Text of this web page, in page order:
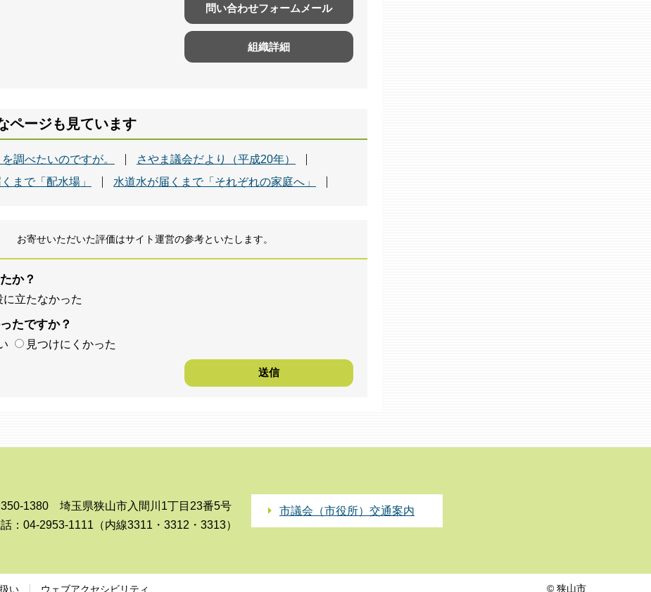
問い合わせフォームメール
組織詳細
ページも見ています
調べたいのですが。
さやま議会だより（平成20年）
まで「配水場」 水道水が届くまで「それぞれの家庭へ」
お寄せいただいた評価はサイト運営の参考といたします。
か？
に立たなかった
たですか？
見つけにくかった
1380 埼玉県狭山市入間川1丁目23番5号
：04-2953-1111（内線3311・3312・3313）
市議会（市役所）交通案内
い ウェブアクセシビリティ © 狭山市